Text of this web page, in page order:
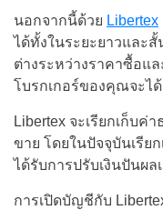
นอกจากนี้ด้วย Libertex
ได้ทั้งในระยะยาวและ
ต่างระหว่างราคาซื้อแ
โบรกเกอร์ของคุณจะไ
Libertex จะเรียกเก็บค่
ขาย โดยในปัจจุบันเรีย
ได้รับการปรับเงินปันผล
การเปิดบัญชีกับ